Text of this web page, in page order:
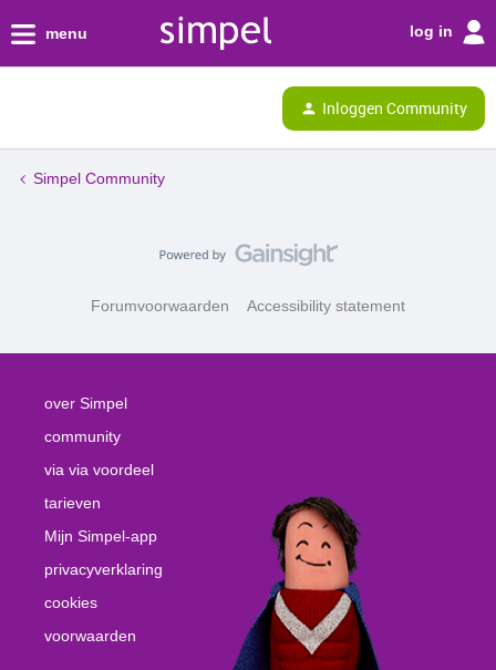
menu log in
Inloggen Community
Simpel Community
Forumvoorwaarden Accessibility statement
over Simpel
community
via via voordeel
tarieven
Mijn Simpel-app
privacyverklaring
cookies
voorwaarden